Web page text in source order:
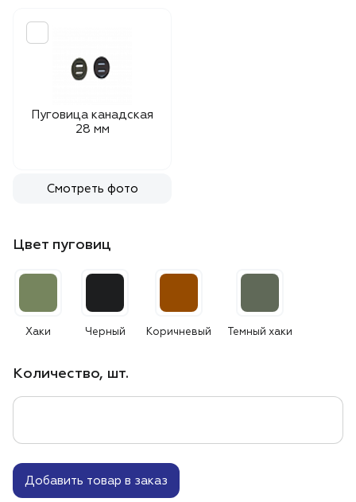
Пуговица канадская
28 мм
Смотреть фото
Цвет пуговиц
Хаки Черный Коричневый Темный хаки
Количество, шт.
Добавить товар в заказ